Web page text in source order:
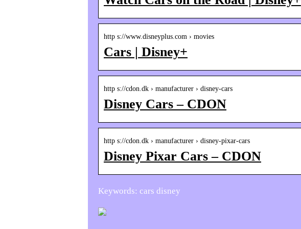
http s://www.disneyplus.com › movies
Cars | Disney+
http s://cdon.dk › manufacturer › disney-cars
Disney Cars – CDON
http s://cdon.dk › manufacturer › disney-pixar-cars
Disney Pixar Cars – CDON
Keywords: cars disney